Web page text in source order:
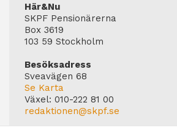
Här&Nu
SKPF Pensionärerna
Box 3619
103 59 Stockholm
Besöksadress
Sveavägen 68
Se Karta
Växel: 010-222 81 00
redaktionen@skpf.se